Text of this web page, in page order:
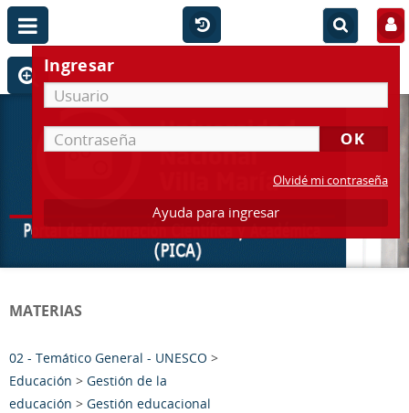
Ingresar
Olvidé mi contraseña
Ayuda para ingresar
MATERIAS
02 - Temático General - UNESCO >
Educación > Gestión de la
educación > Gestión educacional